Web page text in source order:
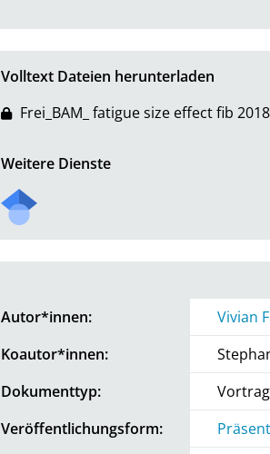
Volltext Dateien herunterladen
Frei_BAM_ fatigue size effect fib
Weitere Dienste
Autor*innen:
Vivian
Koautor*innen:
Dokumenttyp:
Vortrag
Veröffentlichungsform: